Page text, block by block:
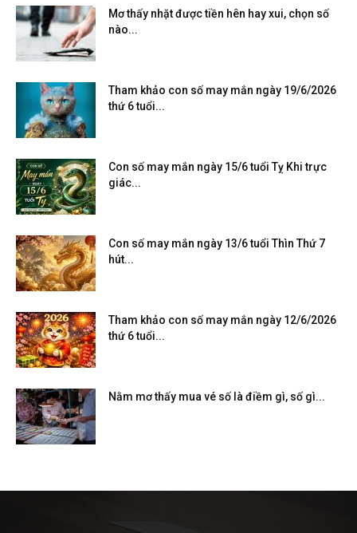
Mơ thấy nhặt được tiền hên hay xui, chọn số
nào...
Tham khảo con số may mắn ngày 19/6/2026
thứ 6 tuổi...
Con số may mắn ngày 15/6 tuổi Tỵ Khi trực
giác...
Con số may mắn ngày 13/6 tuổi Thìn Thứ 7
hút...
Tham khảo con số may mắn ngày 12/6/2026
thứ 6 tuổi...
Nằm mơ thấy mua vé số là điềm gì, số gì...